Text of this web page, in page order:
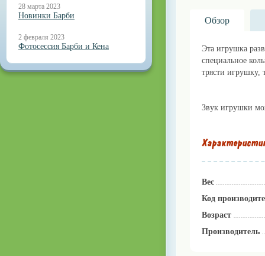
28 марта 2023
Новинки Барби
2 февраля 2023
Фотосессия Барби и Кена
Обзор
Эта игрушка
специальное
трясти игрушку,
Звук игрушки
Вес
Код
Возраст
Производитель